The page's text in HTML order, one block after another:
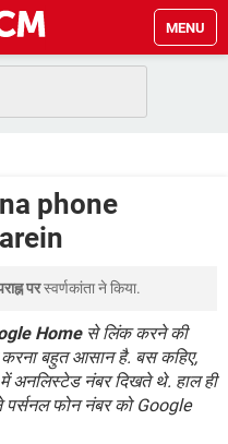
MENU
Lucky Patcher यूज करें
PUBG Mobile
JioPhone में TikTok डाउनलोड
कंप्यूटर बस
phone
परस्वर्णकांताने किया.
Homeसे लिंक करने की
बहुत आसान है. बस कहिए,
अनलिस्टेड नंबर दिखते थे. हाल ही
फोन नंबर को Google